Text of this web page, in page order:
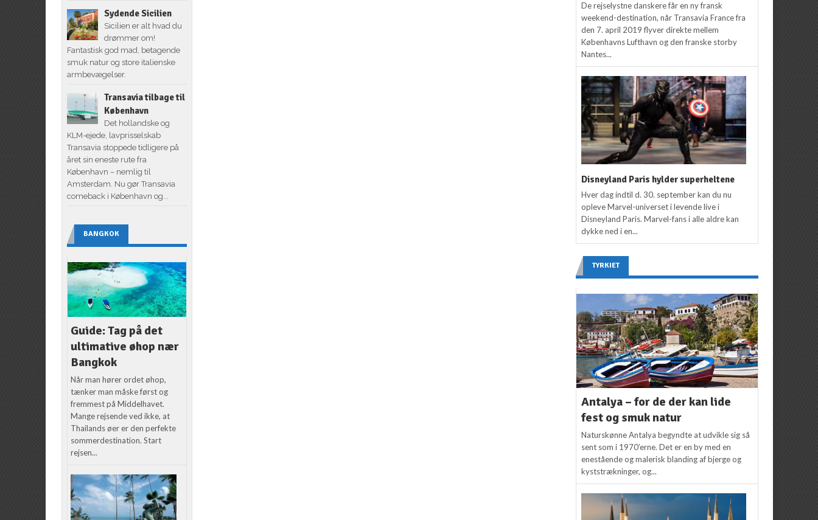
Sydende Sicilien
Sicilien er alt hvad du
drømmer om!
Fantastisk god mad, betagende
smuk natur og store italienske
armbevægelser.
Transavia tilbage til
København
Det hollandske og
KLM-ejede, lavprisselskab
Transavia stoppede tidligere på
året sin eneste rute fra
København – nemlig til
Amsterdam. Nu gør Transavia
comeback i København og...
BANGKOK
Guide: Tag på det
ultimative øhop nær
Bangkok
Når man hører ordet øhop,
tænker man måske først og
fremmest på Middelhavet.
Mange rejsende ved ikke, at
Thailands øer er den perfekte
sommerdestination. Start
rejsen...
De rejselystne danskere får en ny fransk
weekend-destination, når Transavia France fra
den 7. april 2019 flyver direkte mellem
Københavns Lufthavn og den franske storby
Nantes...
Disneyland Paris hylder superheltene
Hver dag indtil d. 30. september kan du nu
opleve Marvel-universet i levende live i
Disneyland Paris. Marvel-fans i alle aldre kan
dykke ned i en...
TYRKIET
Antalya – for de der kan lide
fest og smuk natur
Naturskønne Antalya begyndte at udvikle sig så
sent som i 1970’erne. Det er en by med en
enestående og malerisk blanding af bjerge og
kyststrækninger, og...